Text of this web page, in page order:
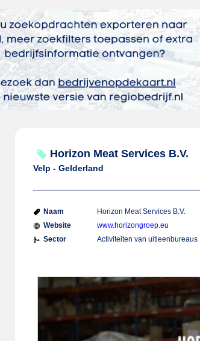
Horizon Meat Services B.V.
Velp - Gelderland
Naam
Horizon Meat Services B.V.
Website
www.horizongroep.eu
Sector
Activiteiten van uitleenbureaus